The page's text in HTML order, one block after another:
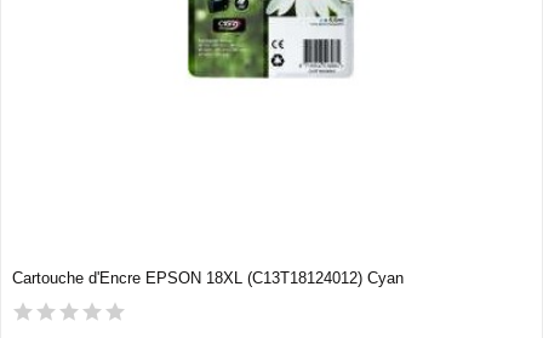
Cartouche d'Encre EPSON 18XL (C13T18124012) Cyan